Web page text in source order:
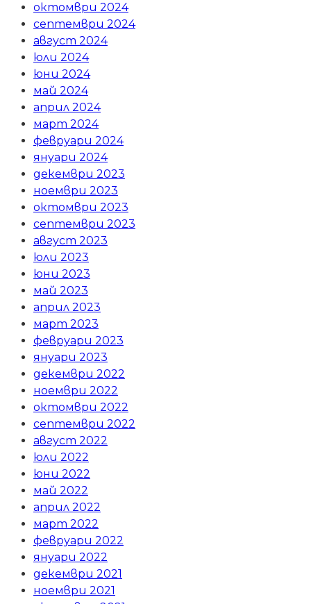
октомври 2024
септември 2024
август 2024
юли 2024
юни 2024
май 2024
април 2024
март 2024
февруари 2024
януари 2024
декември 2023
ноември 2023
октомври 2023
септември 2023
август 2023
юли 2023
юни 2023
май 2023
април 2023
март 2023
февруари 2023
януари 2023
декември 2022
ноември 2022
октомври 2022
септември 2022
август 2022
юли 2022
юни 2022
май 2022
април 2022
март 2022
февруари 2022
януари 2022
декември 2021
ноември 2021